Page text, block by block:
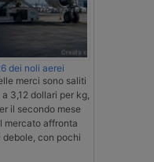
dei noli aerei
merci sono saliti
3,12 dollari per kg,
il secondo mese
mercato affronta
con pochi